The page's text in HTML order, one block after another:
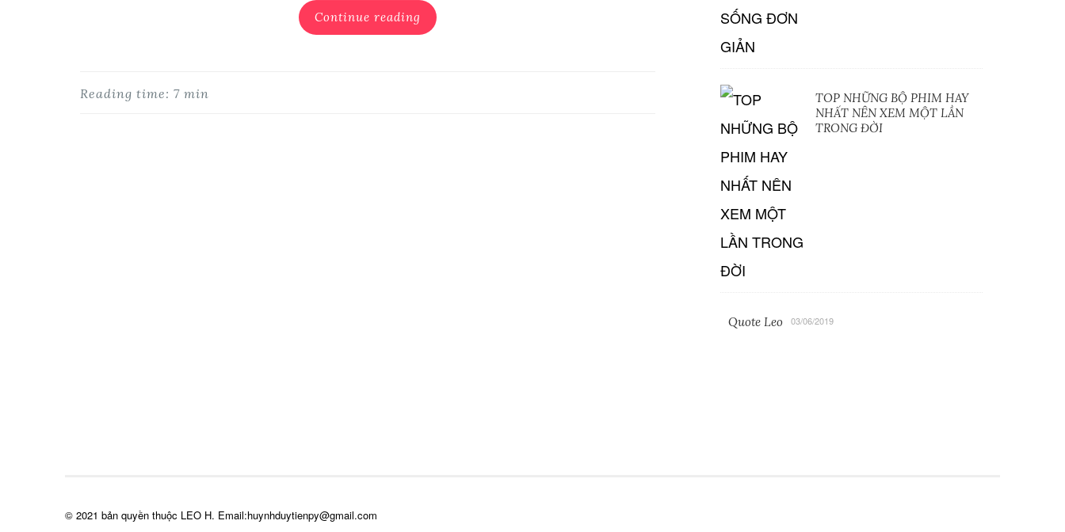
Continue reading
Reading time: 7 min
TOP NHỮNG BỘ PHIM HAY
NHẤT NÊN XEM MỘT LẦN
TRONG ĐỜI
Quote Leo 03/06/2019
© 2021 bản quyền thuộc LEO H. Email:huynhduytienpy@gmail.com